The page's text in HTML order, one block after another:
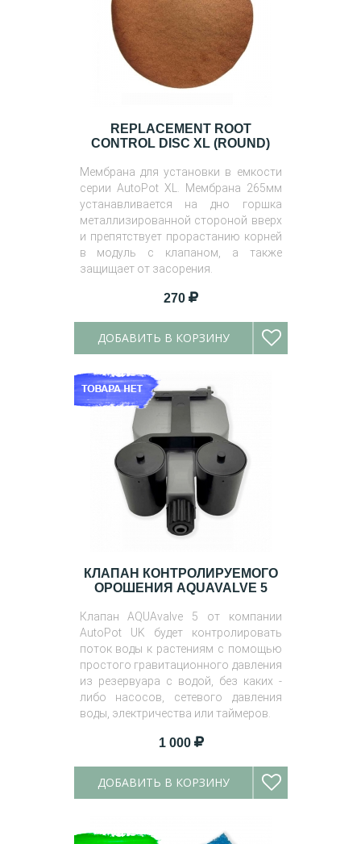
REPLACEMENT ROOT
CONTROL DISC XL (ROUND)
Мембрана для установки в емкости
серии AutoPot XL. Мембрана 265мм
устанавливается на дно горшка
металлизированной стороной вверх
и препятствует прорастанию корней
в модуль с клапаном, а также
защищает от засорения.
270
ДОБАВИТЬ В КОРЗИНУ
КЛАПАН КОНТРОЛИРУЕМОГО
ОРОШЕНИЯ AQUAVALVE 5
Клапан AQUAvalve 5 от компании
AutoPot UK будет контролировать
поток воды к растениям с помощью
простого гравитационного давления
из резервуара с водой, без каких -
либо насосов, сетевого давления
воды, электричества или таймеров.
1 000
ДОБАВИТЬ В КОРЗИНУ